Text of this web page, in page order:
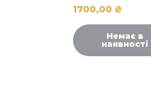
1700,00 ₴
Немає в
наявності